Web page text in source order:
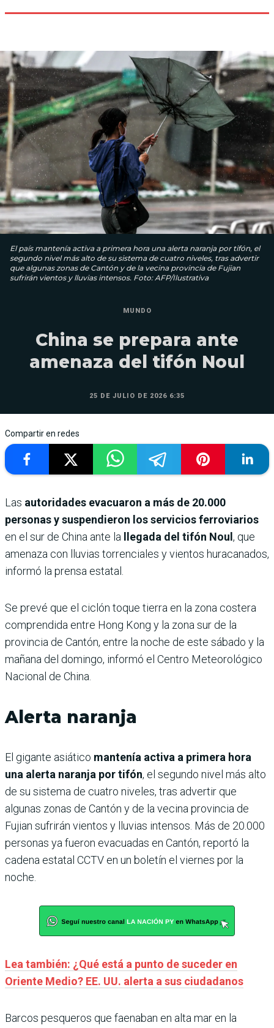
El país mantenía activa a primera hora una alerta naranja por tifón, el
segundo nivel más alto de su sistema de cuatro niveles, tras advertir
que algunas zonas de Cantón y de la vecina provincia de Fujian
sufrirán vientos y lluvias intensos. Foto: AFP/Ilustrativa
MUNDO
China se prepara ante
amenaza del tifón Noul
25 DE JULIO DE 2026 6:35
Compartir en redes
Las autoridades evacuaron a más de 20.000
personas y suspendieron los servicios ferroviarios
en el sur de China ante la
llegada del tifón Noul , que
amenaza con lluvias torrenciales y vientos huracanados,
informó la prensa estatal.
Se prevé que el ciclón toque tierra en la zona costera
comprendida entre Hong Kong y la zona sur de la
provincia de Cantón, entre la noche de este sábado y la
mañana del domingo, informó el Centro Meteorológico
Nacional de China.
Alerta naranja
El gigante asiático mantenía activa a primera hora
una alerta naranja por tifón, el segundo nivel más alto
de su sistema de cuatro niveles, tras advertir que
algunas zonas de Cantón y de la vecina provincia de
Fujian sufrirán vientos y lluvias intensos. Más de 20.000
personas ya fueron evacuadas en Cantón, reportó la
cadena estatal CCTV en un boletín el viernes por la
noche.
Lea también: ¿Qué está a punto de suceder en
Oriente Medio? EE. UU. alerta a sus ciudadanos
Barcos pesqueros que faenaban en alta mar en la